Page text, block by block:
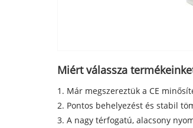
Miért válassza
1. Már megszereztük a CE
2. Pontos behelyezést és stabil
3. A nagy térfogatú, alacsony